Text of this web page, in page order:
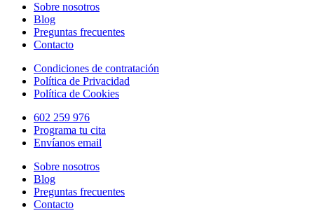
Sobre nosotros
Blog
Preguntas frecuentes
Contacto
Condiciones de contratación
Política de Privacidad
Política de Cookies
602 259 976
Programa tu cita
Envíanos email
Sobre nosotros
Blog
Preguntas frecuentes
Contacto